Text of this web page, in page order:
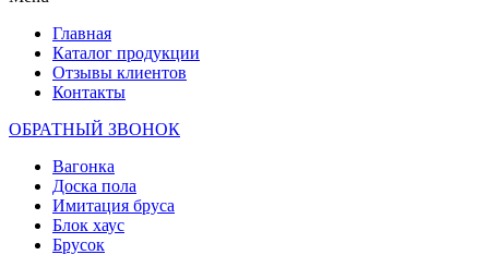
Главная
Каталог продукции
Отзывы клиентов
Контакты
ОБРАТНЫЙ ЗВОНОК
Вагонка
Доска пола
Имитация бруса
Блок хаус
Брусок